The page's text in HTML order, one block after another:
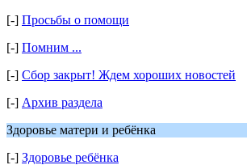
[-] Просьбы о помощи
[-] Помним ...
[-] Сбор закрыт! Ждем хороших новостей
[-] Архив раздела
Здоровье матери и ребёнка
[-] Здоровье ребёнка